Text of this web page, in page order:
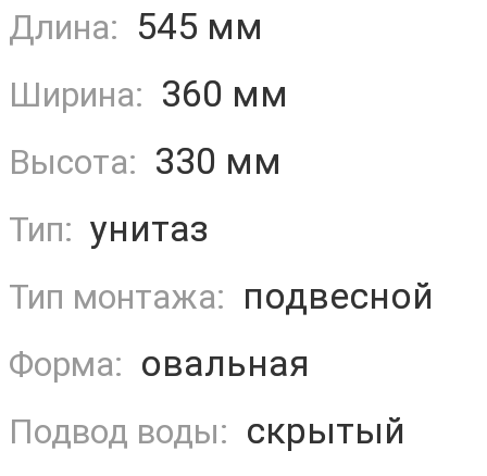
Длина: 545 мм
Ширина: 360 мм
Высота: 330 мм
Тип: унитаз
Тип монтажа: подвесной
Форма: овальная
Подвод воды: скрытый